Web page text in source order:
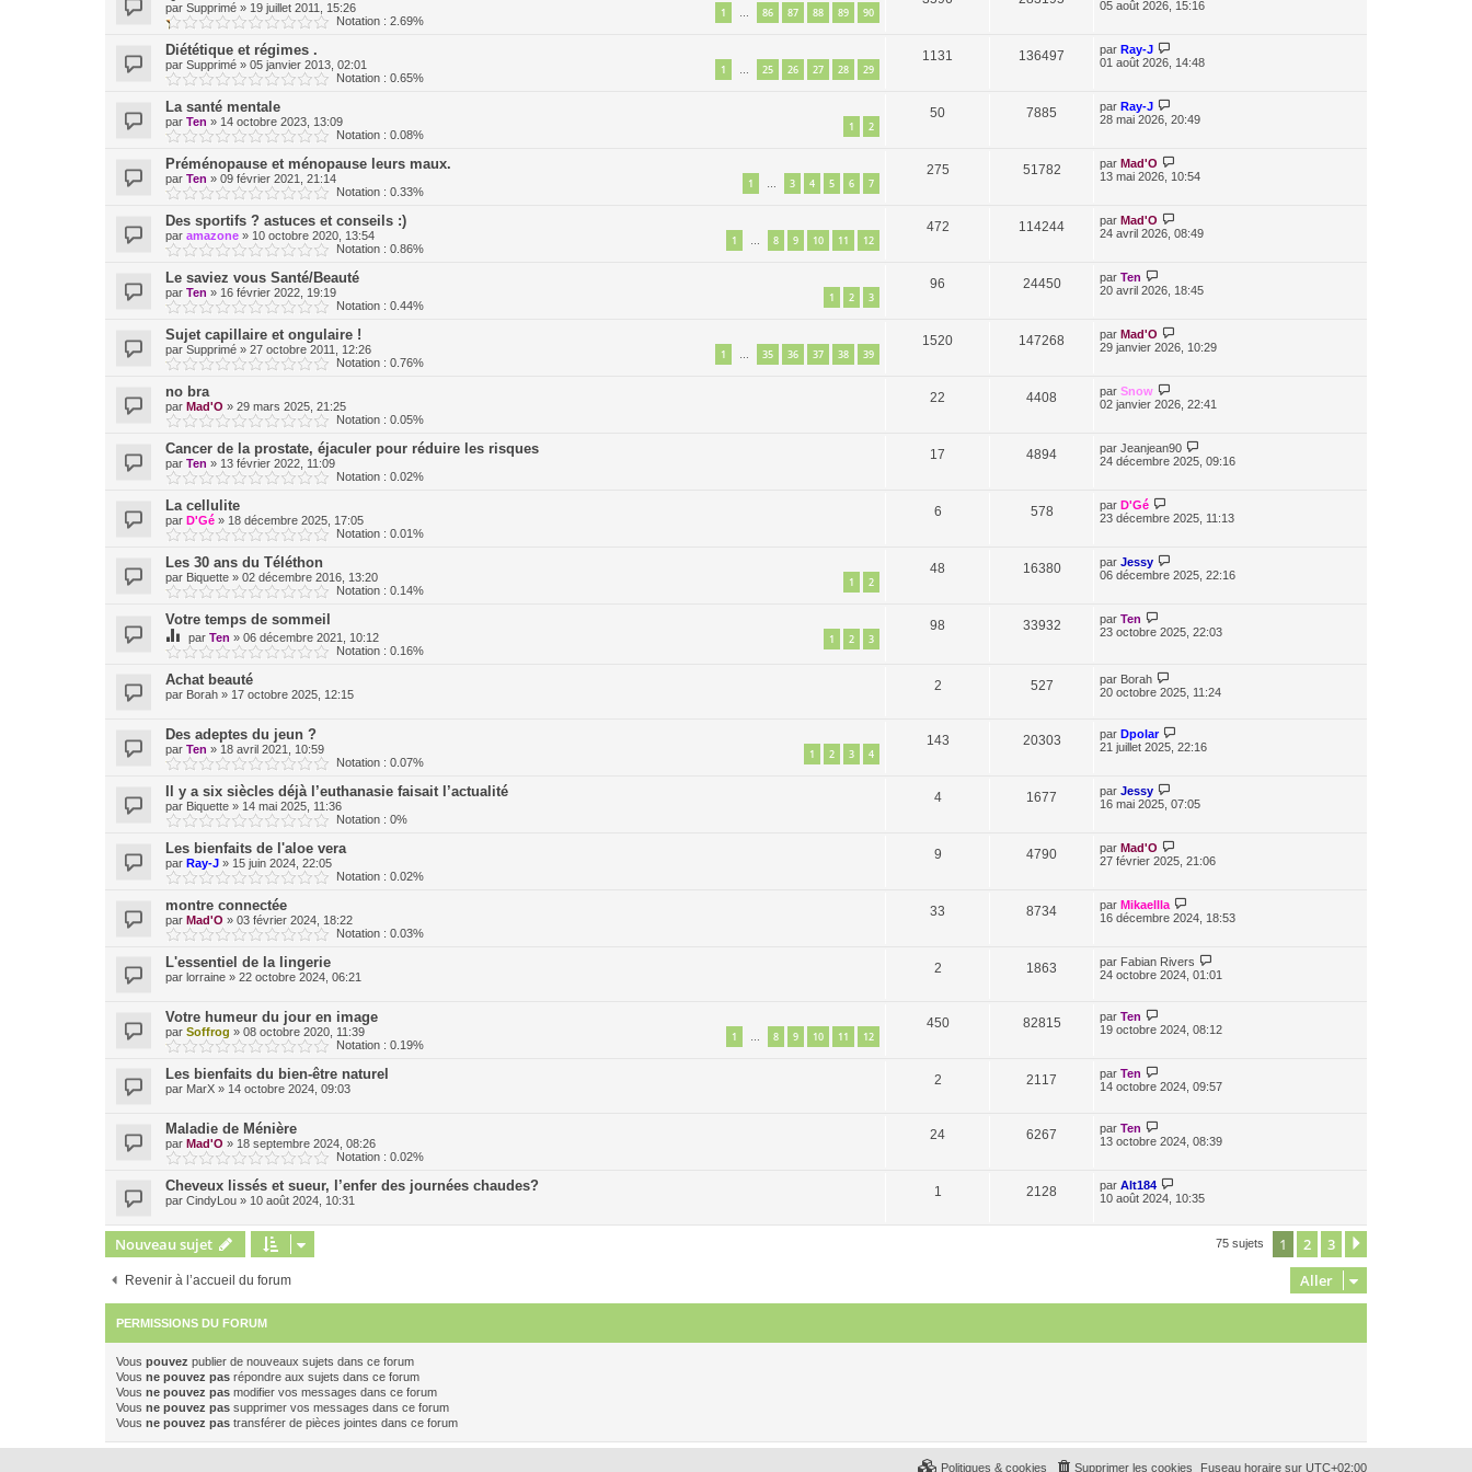
par Supprimé » 19 juillet 2011, 15:26 1 … 86 87 88 89 90
Notation : 2.69%
05 août 2026, 15:16
Diététique et régimes .
par Supprimé » 05 janvier 2013, 02:01 1 … 25 26 27 28 29
Notation : 0.65%
1131 136497 par Ray-J
01 août 2026, 14:48
La santé mentale
par Ten » 14 octobre 2023, 13:09 1 2
Notation : 0.08%
50 7885 par Ray-J
28 mai 2026, 20:49
Préménopause et ménopause leurs maux.
par Ten » 09 février 2021, 21:14 1 … 3 4 5 6 7
Notation : 0.33%
275 51782 par Mad'O
13 mai 2026, 10:54
Des sportifs ? astuces et conseils :)
par amazone » 10 octobre 2020, 13:54 1 … 8 9 10 11 12
Notation : 0.86%
472 114244 par Mad'O
24 avril 2026, 08:49
Le saviez vous Santé/Beauté
par Ten » 16 février 2022, 19:19 1 2 3
Notation : 0.44%
96 24450 par Ten
20 avril 2026, 18:45
Sujet capillaire et ongulaire !
par Supprimé » 27 octobre 2011, 12:26 1 … 35 36 37 38 39
Notation : 0.76%
1520 147268 par Mad'O
29 janvier 2026, 10:29
no bra
par Mad'O » 29 mars 2025, 21:25
Notation : 0.05%
22 4408 par Snow
02 janvier 2026, 22:41
Cancer de la prostate, éjaculer pour réduire les risques
par Ten » 13 février 2022, 11:09
Notation : 0.02%
17 4894 par Jeanjean90
24 décembre 2025, 09:16
La cellulite
par D'Gé » 18 décembre 2025, 17:05
Notation : 0.01%
6 578 par D'Gé
23 décembre 2025, 11:13
Les 30 ans du Téléthon
par Biquette » 02 décembre 2016, 13:20 1 2
Notation : 0.14%
48 16380 par Jessy
06 décembre 2025, 22:16
Votre temps de sommeil
par Ten » 06 décembre 2021, 10:12 1 2 3
Notation : 0.16%
98 33932 par Ten
23 octobre 2025, 22:03
Achat beauté
par Borah » 17 octobre 2025, 12:15
2 527 par Borah
20 octobre 2025, 11:24
Des adeptes du jeun ?
par Ten » 18 avril 2021, 10:59 1 2 3 4
Notation : 0.07%
143 20303 par Dpolar
21 juillet 2025, 22:16
Il y a six siècles déjà l’euthanasie faisait l’actualité
par Biquette » 14 mai 2025, 11:36
Notation : 0%
4 1677 par Jessy
16 mai 2025, 07:05
Les bienfaits de l'aloe vera
par Ray-J » 15 juin 2024, 22:05
Notation : 0.02%
9 4790 par Mad'O
27 février 2025, 21:06
montre connectée
par Mad'O » 03 février 2024, 18:22
Notation : 0.03%
33 8734 par Mikaellla
16 décembre 2024, 18:53
L'essentiel de la lingerie
par lorraine » 22 octobre 2024, 06:21
2 1863 par Fabian Rivers
24 octobre 2024, 01:01
Votre humeur du jour en image
par Soffrog » 08 octobre 2020, 11:39 1 … 8 9 10 11 12
Notation : 0.19%
450 82815 par Ten
19 octobre 2024, 08:12
Les bienfaits du bien-être naturel
par MarX » 14 octobre 2024, 09:03
2 2117 par Ten
14 octobre 2024, 09:57
Maladie de Ménière
par Mad'O » 18 septembre 2024, 08:26
Notation : 0.02%
24 6267 par Ten
13 octobre 2024, 08:39
Cheveux lissés et sueur, l’enfer des journées chaudes?
par CindyLou » 10 août 2024, 10:31
1 2128 par Alt184
10 août 2024, 10:35
Nouveau sujet 75 sujets 1 2 3
Revenir à l’accueil du forum Aller
PERMISSIONS DU FORUM
Vous pouvez publier de nouveaux sujets dans ce forum
Vous ne pouvez pas répondre aux sujets dans ce forum
Vous ne pouvez pas modifier vos messages dans ce forum
Vous ne pouvez pas supprimer vos messages dans ce forum
Vous ne pouvez pas transférer de pièces jointes dans ce forum
Fuseau horaire sur UTC+02:00
Supprimer les cookies
Politiques & cookies